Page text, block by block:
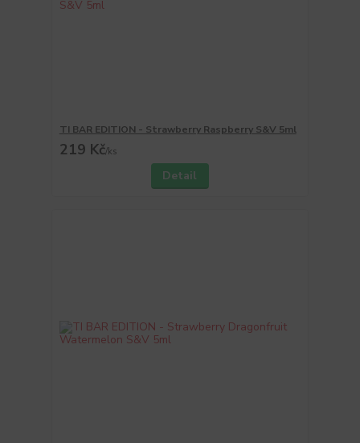
TI BAR EDITION - Strawberry Raspberry S&V 5ml
219 Kč/ks
Detail